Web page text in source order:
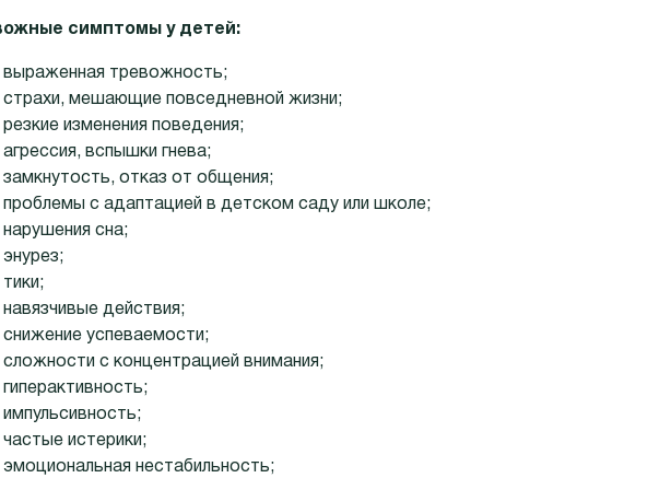
симптомы у детей:
выраженная тревожность;
страхи, мешающие повседневной жизни;
резкие изменения поведения;
агрессия, вспышки гнева;
замкнутость, отказ от общения;
проблемы с адаптацией в детском саду или школе;
нарушения сна;
энурез;
тики;
навязчивые действия;
снижение успеваемости;
сложности с концентрацией внимания;
гиперактивность;
импульсивность;
частые истерики;
эмоциональная нестабильность;